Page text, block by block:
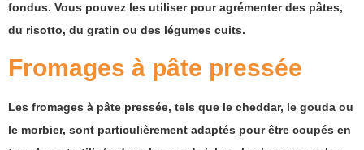
fondus. Vous pouvez les utiliser pour agrémenter des pâtes,
du risotto, du gratin ou des légumes cuits.
Fromages à pâte pressée
Les fromages à pâte pressée, tels que le cheddar, le gouda ou
le morbier, sont particulièrement adaptés pour être coupés en